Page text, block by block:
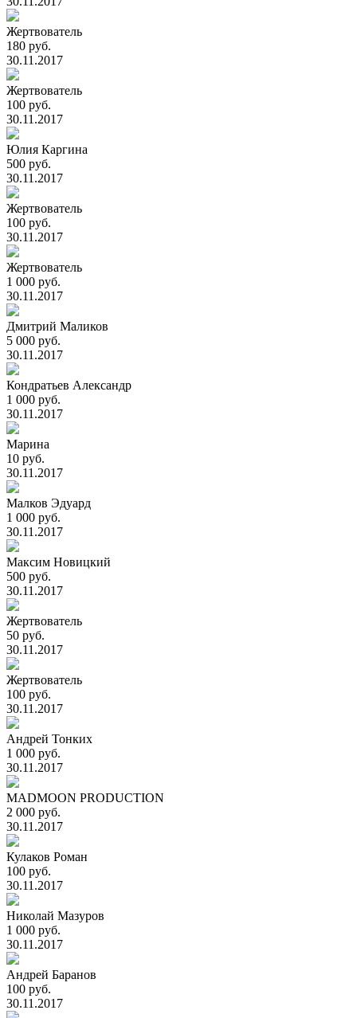
Жертвователь
180 руб.
30.11.2017
Жертвователь
100 руб.
30.11.2017
Юлия Каргина
500 руб.
30.11.2017
Жертвователь
100 руб.
30.11.2017
Жертвователь
1 000 руб.
30.11.2017
Дмитрий Маликов
5 000 руб.
30.11.2017
Кондратьев Александр
1 000 руб.
30.11.2017
Марина
10 руб.
30.11.2017
Малков Эдуард
1 000 руб.
30.11.2017
Максим Новицкий
500 руб.
30.11.2017
Жертвователь
50 руб.
30.11.2017
Жертвователь
100 руб.
30.11.2017
Андрей Тонких
1 000 руб.
30.11.2017
MADMOON PRODUCTION
2 000 руб.
30.11.2017
Кулаков Роман
100 руб.
30.11.2017
Николай Мазуров
1 000 руб.
30.11.2017
Андрей Баранов
100 руб.
30.11.2017